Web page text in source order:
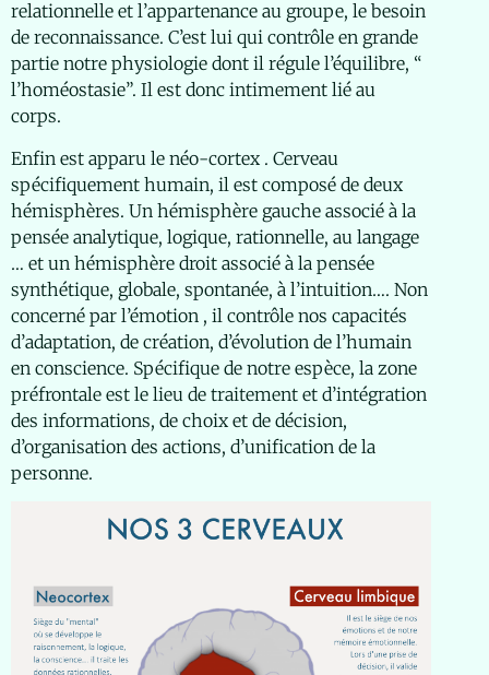
relationnelle et l’appartenance au groupe, le besoin
de reconnaissance. C’est lui qui contrôle en grande
partie notre physiologie dont il régule l’équilibre, “
l’homéostasie”. Il est donc intimement lié au
corps.
Enfin est apparu le néo-cortex . Cerveau
spécifiquement humain, il est composé de deux
hémisphères. Un hémisphère gauche associé à la
pensée analytique, logique, rationnelle, au langage
… et un hémisphère droit associé à la pensée
synthétique, globale, spontanée, à l’intuition…. Non
concerné par l’émotion , il contrôle nos capacités
d’adaptation, de création, d’évolution de l’humain
en conscience. Spécifique de notre espèce, la zone
préfrontale est le lieu de traitement et d’intégration
des informations, de choix et de décision,
d’organisation des actions, d’unification de la
personne.